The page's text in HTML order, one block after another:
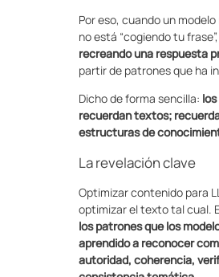
Por eso, cuando un modelo
no está “cogiendo tu
recreando una respuesta
partir de patrones que ha
Dicho de forma sencilla:
recuerdan textos;
estructuras de
La revelación clave
Optimizar contenido para
optimizar el texto tal cual.
los patrones que los
aprendido a reconocer
autoridad, coherencia,